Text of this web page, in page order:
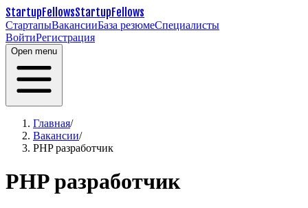
StartupFellowsStartupFellows
СтартапыВакансииБаза резюмеСпециалисты
ВойтиРегистрация
Open menu
Главная/
Вакансии/
PHP разработчик
PHP разработчик